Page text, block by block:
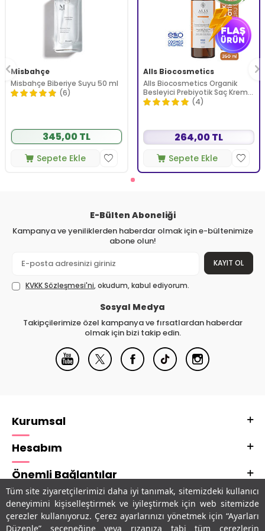
Tüm site ziyaretçilerimizi daha iyi tanımak, sitemizdeki kullanıcı
deneyimini kişiselleştirmek ve iyileştirmek için web sitemizde
çerezler kullanıyoruz. Çerez ayarlarınızı yönetmek için “Ayarları
Düzenle” seçeneğine veya rızanıza tabi tüm çerezlerin
Misbahçe
Misbahçe Biberiye Suyu 50 ml
(6)
345,00 TL
Sepete Ekle
Alls Biocosmetics
Alls Biocosmetics Organik
Besleyici Prebiyotik Saç Kremi
350 ml
(4)
264,00 TL
Sepete Ekle
E-Bülten Aboneliği
Kampanya ve yeniliklerden haberdar olmak için e-bültenimize
abone olun!
KAYIT OL
KVKK Sözleşmesi'ni, okudum, kabul ediyorum.
Sosyal Medya
Takipçilerimize özel kampanya ve fırsatlardan haberdar
olmak için bizi takip edin.
Kurumsal
Hesabım
Önemli Bağlantılar
Adres & İletişim
Uygulamalarımız